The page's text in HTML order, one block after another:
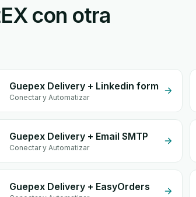
con otra
Guepex Delivery + Linkedin form
Conectar y Automatizar
Guepex Delivery + Email SMTP
Conectar y Automatizar
Guepex Delivery + EasyOrders